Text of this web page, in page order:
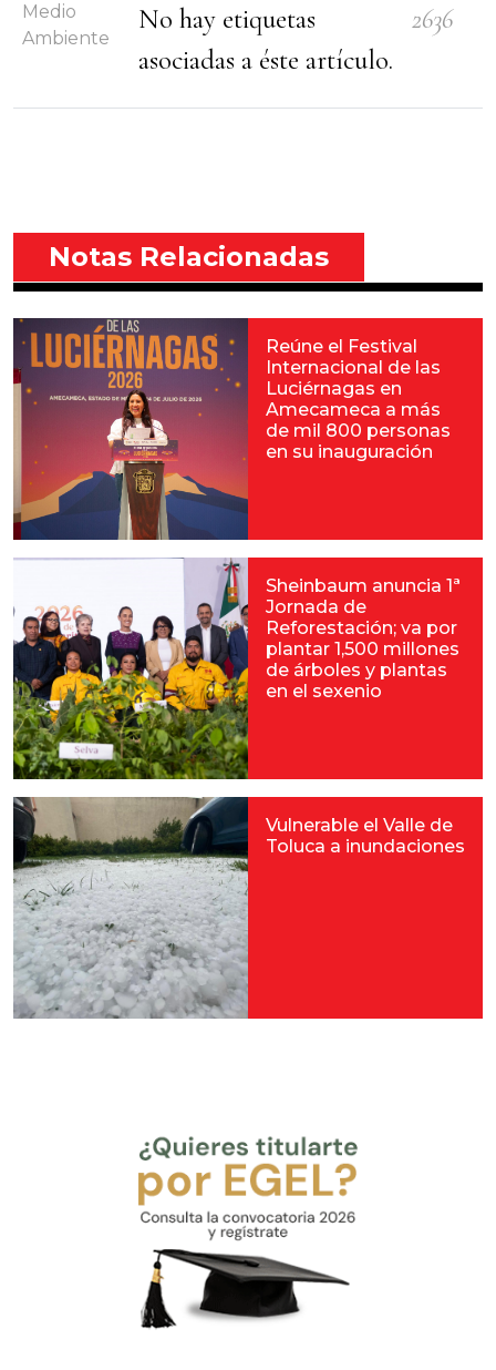
Medio
Ambiente
No hay etiquetas
asociadas a éste artículo.
2636
Notas Relacionadas
Reúne el Festival
Internacional de las
Luciérnagas en
Amecameca a más
de mil 800 personas
en su inauguración
Sheinbaum anuncia 1ª
Jornada de
Reforestación; va por
plantar 1,500 millones
de árboles y plantas
en el sexenio
Vulnerable el Valle de
Toluca a inundaciones